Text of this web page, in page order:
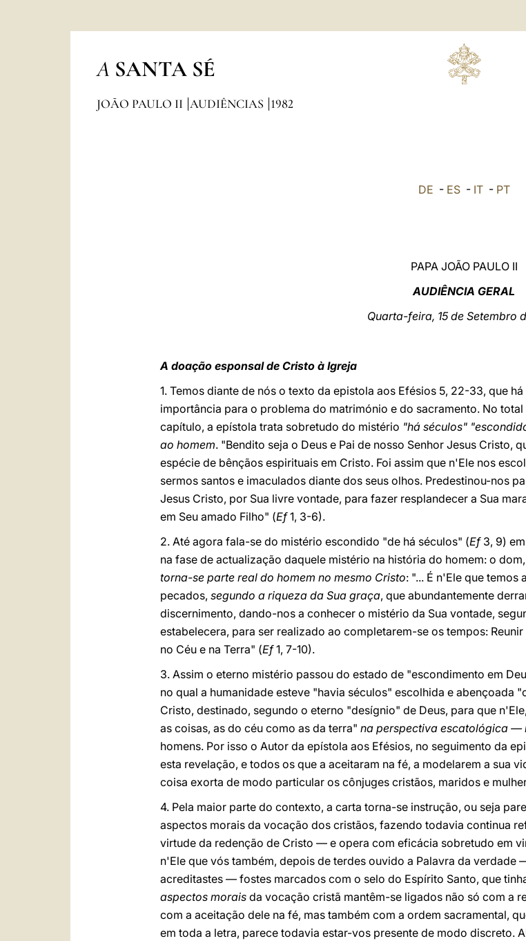
A SANTA SÉ
JOÃO PAULO II AUDIÊNCIAS 1982
DE - ES- IT- PT
PAPA JOÃO PAULO II
AUDIÊNCIA GERAL
Quarta-feira, 15 de Setembro
A doação esponsal de Cristo à Igreja
1. Temos diante de nós o texto da epistola aos Efésios 5, 22-33, que
importância para o problema do matrimónio e do sacramento. No
capítulo, a epístola trata sobretudo do mistério "há séculos"
ao homem. "Bendito seja o Deus e Pai de nosso Senhor Jesus Cristo,
espécie de bênçãos espirituais em Cristo. Foi assim que n'Ele nos
sermos santos e imaculados diante dos seus olhos. Predestinou-nos
Jesus Cristo, por Sua livre vontade, para fazer resplandecer a Sua
em Seu amado Filho" (Ef1, 3-6).
2. Até agora fala-se do mistério escondido "de há séculos" (Ef3, 9)
na fase de actualização daquele mistério na história do homem: o dom,
torna-se parte real do homem no mesmo Cristo: "... É n'Ele que temos
pecados, segundo a riqueza da Sua graça, que abundantemente
discernimento, dando-nos a conhecer o mistério da Sua vontade,
estabelecera, para ser realizado ao completarem-se os tempos:
no Céu e na Terra" (Ef1, 7-10).
3. Assim o eterno mistério passou do estado de "escondimento em
no qual a humanidade esteve "havia séculos" escolhida e abençoada
Cristo, destinado, segundo o eterno "desígnio" de Deus, para que
as coisas, as do céu como as da terra" na perspectiva escatológica —
homens. Por isso o Autor da epístola aos Efésios, no seguimento da
esta revelação, e todos os que a aceitaram na fé, a modelarem a sua
coisa exorta de modo particular os cônjuges cristãos, maridos e
4. Pela maior parte do contexto, a carta torna-se instrução, ou seja
aspectos morais da vocação dos cristãos, fazendo todavia continua
virtude da redenção de Cristo — e opera com eficácia sobretudo em
n'Ele que vós também, depois de terdes ouvido a Palavra da verdade
acreditastes — fostes marcados com o selo do Espírito Santo, que
aspectos morais da vocação cristã mantêm-se ligados não só com a
com a aceitação dele na fé, mas também com a ordem sacramental,
em toda a letra, parece todavia estar-vos presente de modo discreto.